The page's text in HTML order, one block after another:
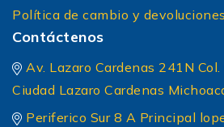
Política de cambio y devoluciones
Contáctenos
Av. Lazaro Cardenas 241N Col.
Ciudad Lazaro Cardenas
Periferico Sur 8 A Principal